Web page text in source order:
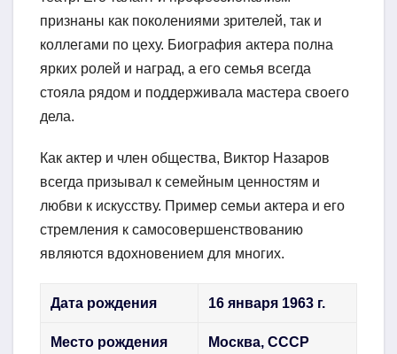
признаны как поколениями зрителей, так и
коллегами по цеху. Биография актера полна
ярких ролей и наград, а его семья всегда
стояла рядом и поддерживала мастера своего
дела.
Как актер и член общества, Виктор Назаров
всегда призывал к семейным ценностям и
любви к искусству. Пример семьи актера и его
стремления к самосовершенствованию
являются вдохновением для многих.
Дата рождения 16 января 1963 г.
Место рождения Москва, СССР